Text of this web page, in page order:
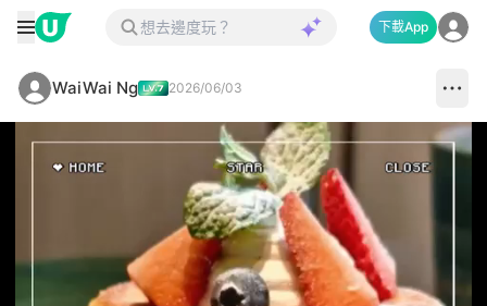
下載App
WaiWai Ng 2026/06/03